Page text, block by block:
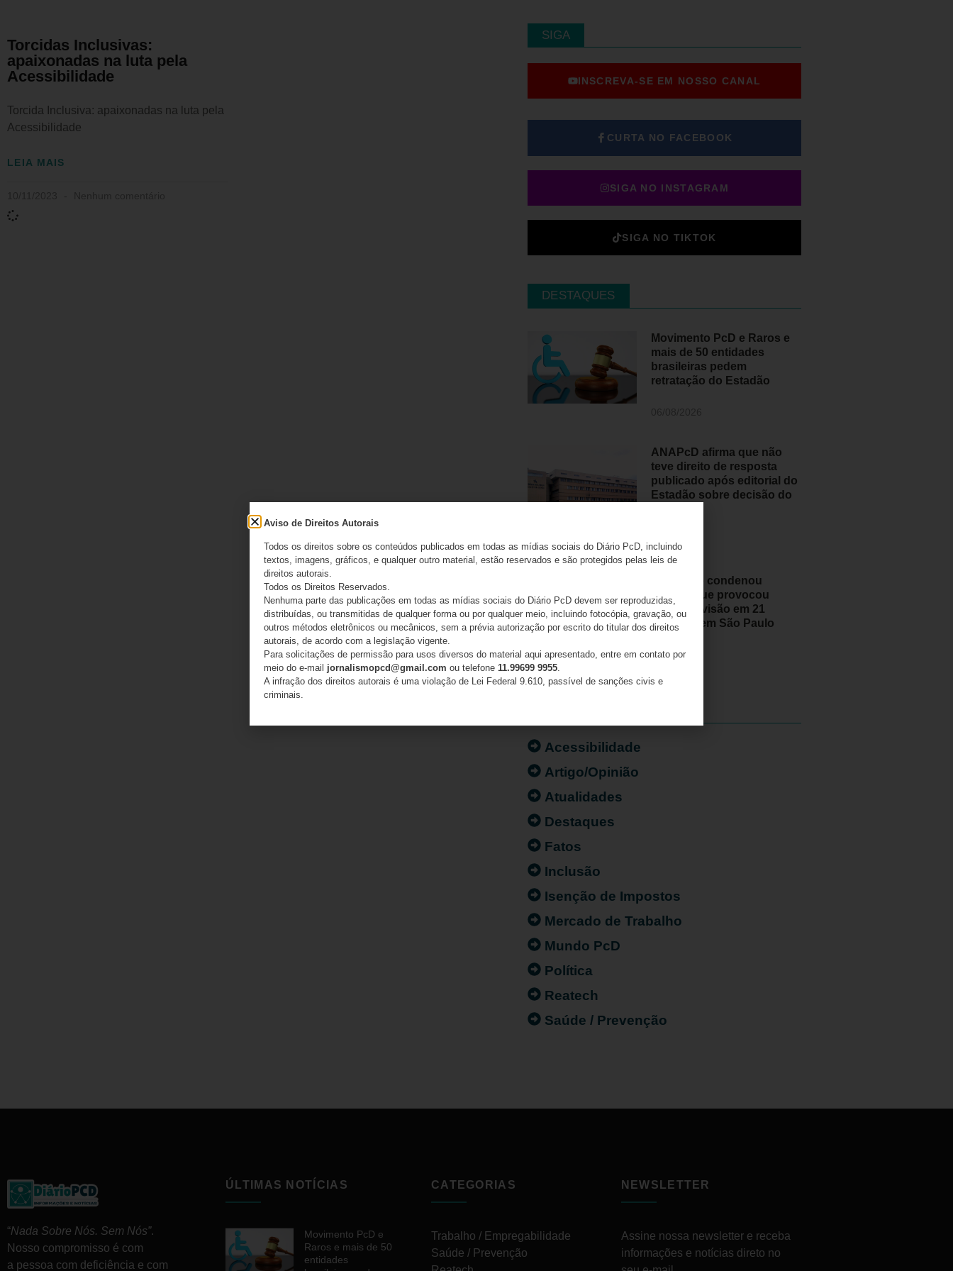
Torcidas Inclusivas:
apaixonadas na luta pela
Acessibilidade
Torcida Inclusiva: apaixonadas na luta pela
Acessibilidade
LEIA MAIS
SIGA
INSCREVA-SE EM NOSSO CANAL
CURTA NO FACEBOOK
SIGA NO INSTAGRAM
SIGA NO TIKTOK
DESTAQUES
Movimento PcD e Raros e
mais de 50 entidades
brasileiras pedem
retratação do Estadão
ANAPcD afirma que não
teve direito de resposta
publicado após editorial do
Estadão sobre decisão do
06/08/2026
Judiciário condenou
médico que provocou
perda de visão em 21
pessoas em São Paulo
05/08/2026
Acessibilidade
Artigo/Opinião
Atualidades
Destaques
Fatos
Inclusão
Isenção de Impostos
Mercado de Trabalho
Mundo PcD
Política
Reatech
Saúde / Prevenção
“Nada Sobre Nós. Sem Nós”.
Nosso compromisso é com
a pessoa com deficiência e com
ÚLTIMAS NOTÍCIAS
Movimento PcD e
Raros e mais de 50
entidades
CATEGORIAS
Trabalho / Empregabilidade
Saúde / Prevenção
NEWSLETTER
Assine nossa newsletter e receba
informações e notícias direto no
Aviso de Direitos Autorais
Todos os direitos sobre os conteúdos publicados em todas as mídias sociais do Diário PcD, incluindo
textos, imagens, gráficos, e qualquer outro material, estão reservados e são protegidos pelas leis de
direitos autorais.
Todos os Direitos Reservados.
Nenhuma parte das publicações em todas as mídias sociais do Diário PcD devem ser reproduzidas,
distribuídas, ou transmitidas de qualquer forma ou por qualquer meio, incluindo fotocópia, gravação, ou
outros métodos eletrônicos ou mecânicos, sem a prévia autorização por escrito do titular dos direitos
autorais, de acordo com a legislação vigente.
Para solicitações de permissão para usos diversos do material aqui apresentado, entre em contato por
meio do e-mail jornalismopcd@gmail.com ou telefone 11.99699 9955.
A infração dos direitos autorais é uma violação de Lei Federal 9.610, passível de sanções civis e
criminais.